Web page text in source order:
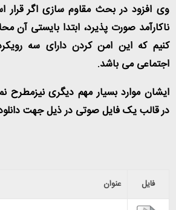
وی افزود در بحث مقاوم سازی اگر قرار
ناکارآمد صورت پذیرد، ابتدا بایستی آن
کنیم که این امن کردن دارای سه
اجتماعی می باشد.
ایشان موارد بسیار مهم دیگری نیزمطرح
در قالب یک فایل صوتی در ذیل جهت
فایل عنوان